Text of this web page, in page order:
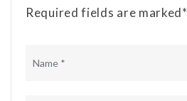
Required fields are marked*